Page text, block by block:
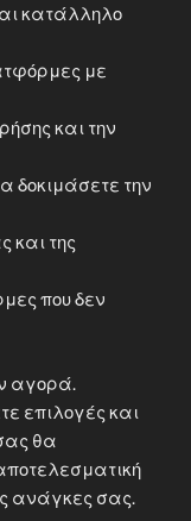
κατάλληλο
με
και την
δοκιμάσετε την
και της
που δεν
αγορά.
επιλογές και
θα
ανάγκες σας.